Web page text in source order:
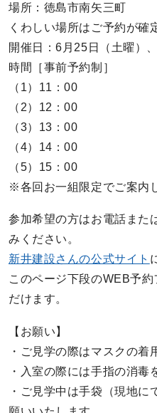
場所：徳島市南矢三町
くわしい場所はご予約が確
開催日：6月25日（土曜）
時間［事前予約制］
（1）11：00
（2）12：00
（3）13：00
（4）14：00
（5）15：00
※各回お一組限定でご案内
参加希望の方はお電話また
みください。
新井建設さんの公式サイト
このページ下段のWEB予
だけます。
【お願い】
・ご見学の際はマスクの着
・入室の際には手指の消毒
・ご見学中は手袋（現地